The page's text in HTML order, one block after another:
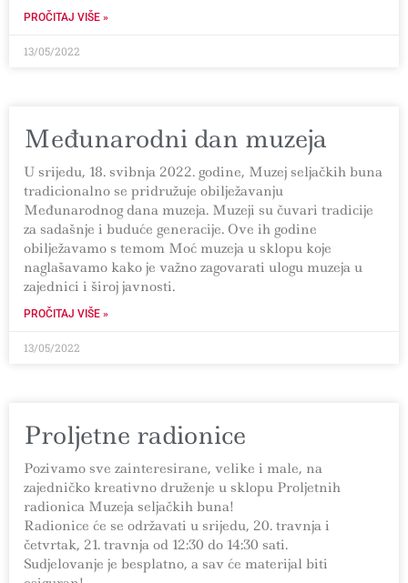
PROČITAJ VIŠE »
13/05/2022
Međunarodni dan muzeja
U srijedu, 18. svibnja 2022. godine, Muzej seljačkih buna
tradicionalno se pridružuje obilježavanju
Međunarodnog dana muzeja. Muzeji su čuvari tradicije
za sadašnje i buduće generacije. Ove ih godine
obilježavamo s temom Moć muzeja u sklopu koje
naglašavamo kako je važno zagovarati ulogu muzeja u
zajednici i široj javnosti.
PROČITAJ VIŠE »
13/05/2022
Proljetne radionice
Pozivamo sve zainteresirane, velike i male, na
zajedničko kreativno druženje u sklopu Proljetnih
radionica Muzeja seljačkih buna!
Radionice će se održavati u srijedu, 20. travnja i
četvrtak, 21. travnja od 12:30 do 14:30 sati.
Sudjelovanje je besplatno, a sav će materijal biti